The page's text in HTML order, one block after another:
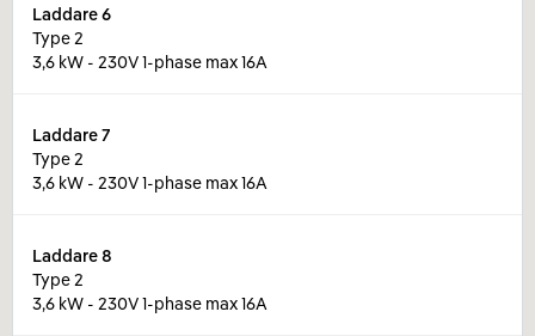
Laddare6
Type 2
3,6 kW - 230V 1-phase max 16A
Laddare7
Type 2
3,6 kW - 230V 1-phase max 16A
Laddare8
Type 2
3,6 kW - 230V 1-phase max 16A